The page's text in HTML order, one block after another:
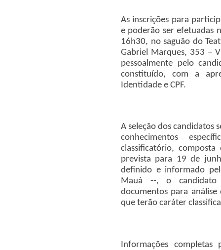
As inscrições para
e poderão ser efetuadas
16h30, no saguão do
Gabriel Marques, 353 –
pessoalmente pelo
constituído, com a
Identidade e CPF.
A seleção dos candidatos
conhecimentos
classificatório,
prevista para 19 de
definido e informado
Mauá --, o candidato
documentos para
que terão caráter
Informações